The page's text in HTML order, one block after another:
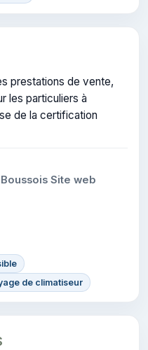
prestations de vente,
les particuliers à
de la certification
Site web
de climatiseur